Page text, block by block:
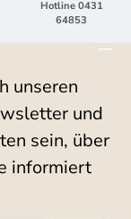
Hotline 0431
64853
unseren
und
sein, über
informiert